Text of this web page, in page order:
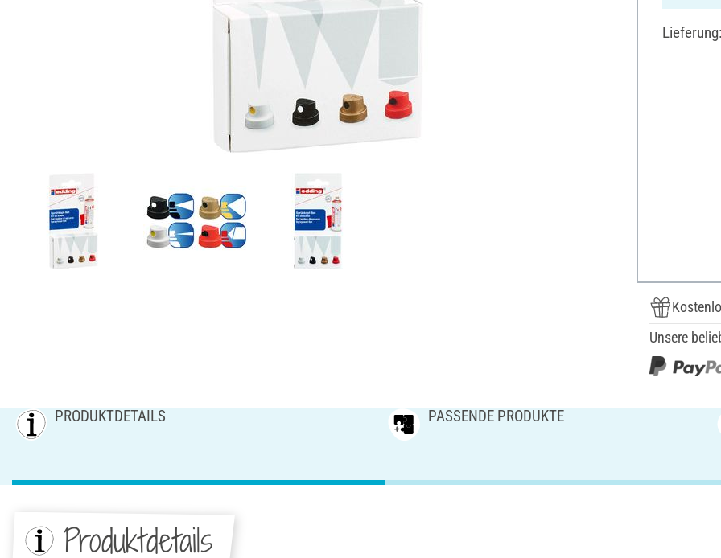
Unsere
PRODUKTDETAILS PASSENDE PRODUKTE
Produktdetails